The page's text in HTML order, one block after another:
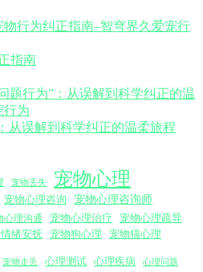
指南
从误解到科学纠正的温柔旅程
宠物丢失 宠物心理
宠物心理咨询 宠物心理咨询师
心理沟通 宠物心理治疗
宠物心理疏导
绪安抚 宠物狗心理 宠物猫心理
宠物走丢 心理测试 心理疾病 心理问题